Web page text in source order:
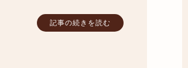
記事の続きを読む